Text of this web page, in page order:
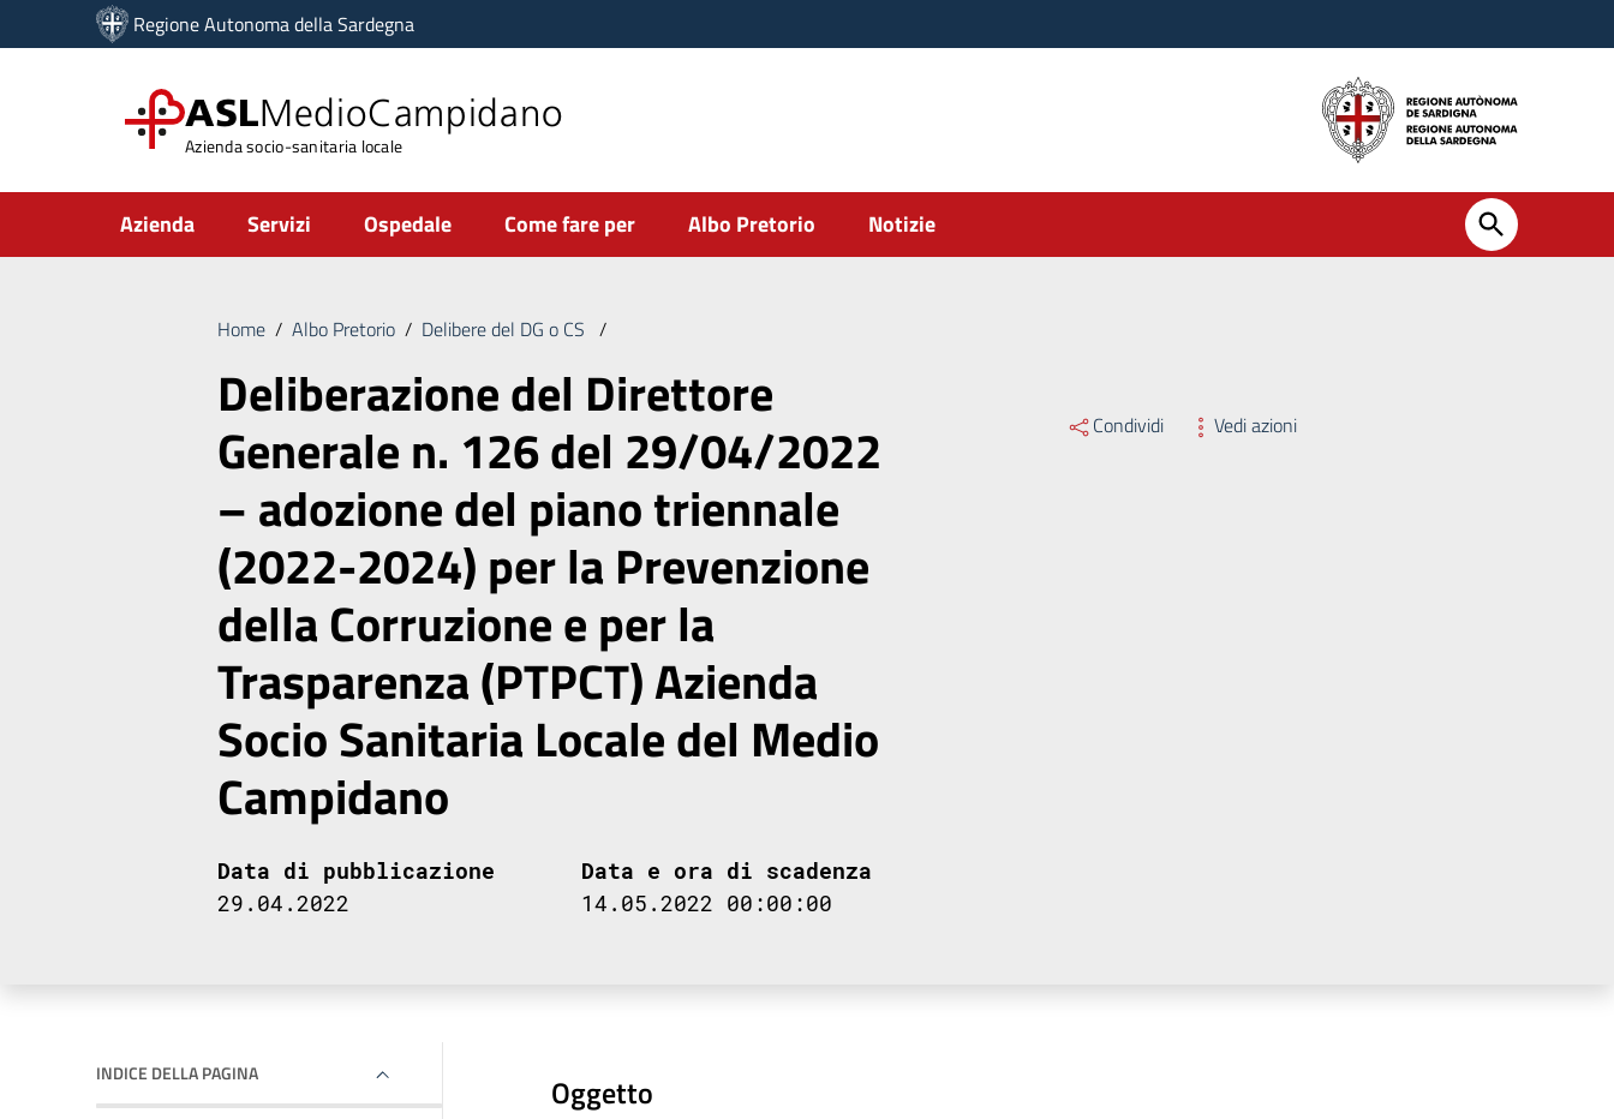
Vai ai contenuti
Vai al menu di navigazione
Regione Autonoma della Sardegna
ASLMedioCampidano
Azienda socio-sanitaria locale
Submenu
Azienda Servizi Ospedale Come fare per Albo Pretorio Notizie
Home / Albo Pretorio / Delibere del DG o CS /
Deliberazione del Direttore
Generale n. 126 del 29/04/2022
– adozione del piano triennale
(2022-2024) per la Prevenzione
della Corruzione e per la
Trasparenza (PTPCT) Azienda
Socio Sanitaria Locale del Medio
Campidano
Condividi Vedi azioni
Data di pubblicazione
29.04.2022
Data e ora di scadenza
14.05.2022 00:00:00
INDICE DELLA PAGINA Oggetto